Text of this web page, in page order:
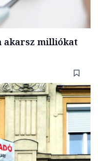
akarsz milliókat